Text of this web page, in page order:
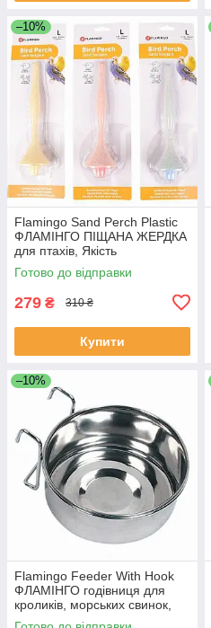
–10%
Flamingo Sand Perch Plastic
ФЛАМІНГО ПІЩАНА ЖЕРДКА
для птахів, Якість
Готово до відправки
279 ₴ 310 ₴
Купити
–10%
Flamingo Feeder With Hook
ФЛАМІНГО годівниця для
кроликів, морських свинок,
середніх папуг, навісна з